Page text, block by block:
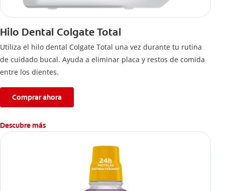
Hilo Dental Colgate Total
Utiliza el hilo dental Colgate Total una vez durante tu rutina
de cuidado bucal. Ayuda a eliminar placa y restos de comida
entre los dientes.
Comprar ahora
Descubre más